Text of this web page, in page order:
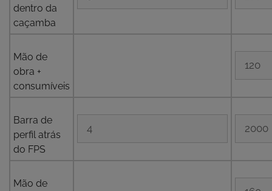
dentro da
caçamba
Mão de
obra +
consumíveis
Barra de
perfil atrás
do FPS
Mão de